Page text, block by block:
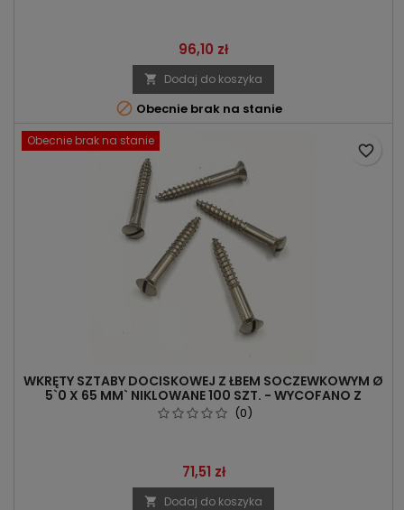
Cena
96,10 zł
 Dodaj do koszyka
 Obecnie brak na stanie
Obecnie brak na stanie
WKRĘTY SZTABY DOCISKOWEJ Z ŁBEM SOCZEWKOWYM Ø
5`0 X 65 MM` NIKLOWANE 100 SZT. - WYCOFANO Z
OFERTY (0)
Cena
71,51 zł
 Dodaj do koszyka
favorite_border